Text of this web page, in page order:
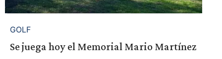
GOLF
Se juega hoy el Memorial Mario Martínez